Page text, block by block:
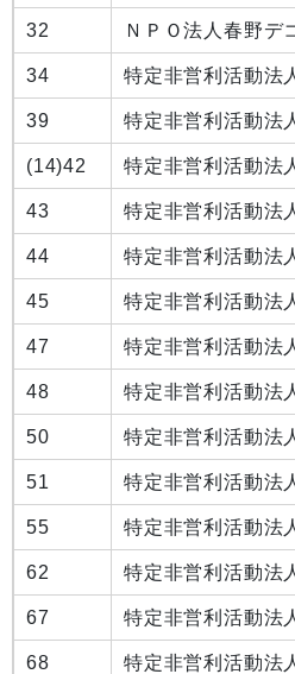
32 ＮＰＯ法人春野デ
34 特定非営利活動法
39 特定非営利活動法
(14)42 特定非営利活動法
43 特定非営利活動法
44 特定非営利活動法
45 特定非営利活動法
47 特定非営利活動法
48 特定非営利活動法
50 特定非営利活動法
51 特定非営利活動法
55 特定非営利活動法
62 特定非営利活動法
67 特定非営利活動法
68 特定非営利活動法